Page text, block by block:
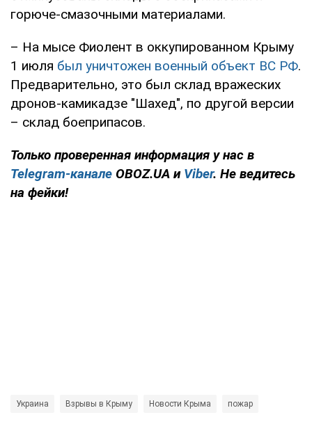
горюче-смазочными материалами.
– На мысе Фиолент в оккупированном Крыму
1 июля был уничтожен военный объект ВС РФ.
Предварительно, это был склад вражеских
дронов-камикадзе "Шахед", по другой версии
– склад боеприпасов.
Только проверенная информация у нас в
Telegram-канале OBOZ.UA и Viber. Не ведитесь
на фейки!
Украина Взрывы в Крыму Новости Крыма пожар